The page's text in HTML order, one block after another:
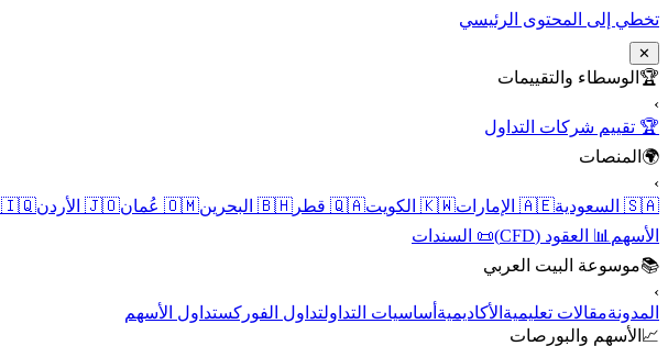
تخطي إلى المحتوى الرئيسي
✕
🏆 الوسطاء والتقييمات
›
🏆 تقييم شركات التداول
🌍 المنصات
›
🇸🇦 السعودية
🇦🇪 الإمارات 🇰🇼 الكويت 🇶🇦 قطر 🇧🇭 البحرين 🇴🇲 عُمان 🇯🇴 الأردن 🇮🇶 العراق
الأسهم 📊 العقود (CFD)
📜 السندات
📚موسوعة البيت العربي
›
المدونةمقالات تعليمية الأكاديمية أساسيات التداولتداول الفوركستداول الأسهم
📈 الأسهم والبورصات